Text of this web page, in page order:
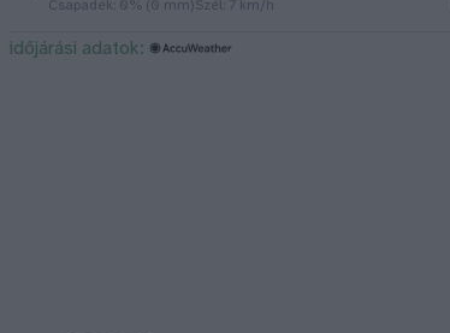
Csapadék: 0% (0 mm)Szél: 7 km/h
időjárási adatok: